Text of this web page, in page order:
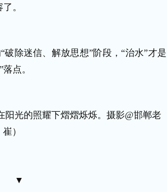
。
破除迷信、解放思想”阶段，“治水”才是
点。
阳光的照耀下熠熠烁烁。摄影@邯郸老
崔）
▼